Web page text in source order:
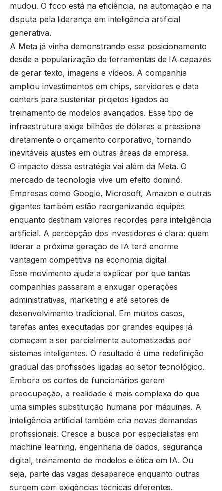
mudou. O foco está na eficiência, na automação e na
disputa pela liderança em inteligência artificial
generativa.
A Meta já vinha demonstrando esse posicionamento
desde a popularização de ferramentas de IA capazes
de gerar texto, imagens e vídeos. A companhia
ampliou investimentos em chips, servidores e data
centers para sustentar projetos ligados ao
treinamento de modelos avançados. Esse tipo de
infraestrutura exige bilhões de dólares e pressiona
diretamente o orçamento corporativo, tornando
inevitáveis ajustes em outras áreas da empresa.
O impacto dessa estratégia vai além da Meta. O
mercado de tecnologia vive um efeito dominó.
Empresas como Google, Microsoft, Amazon e outras
gigantes também estão reorganizando equipes
enquanto destinam valores recordes para inteligência
artificial. A percepção dos investidores é clara: quem
liderar a próxima geração de IA terá enorme
vantagem competitiva na economia digital.
Esse movimento ajuda a explicar por que tantas
companhias passaram a enxugar operações
administrativas, marketing e até setores de
desenvolvimento tradicional. Em muitos casos,
tarefas antes executadas por grandes equipes já
começam a ser parcialmente automatizadas por
sistemas inteligentes. O resultado é uma redefinição
gradual das profissões ligadas ao setor tecnológico.
Embora os cortes de funcionários gerem
preocupação, a realidade é mais complexa do que
uma simples substituição humana por máquinas. A
inteligência artificial também cria novas demandas
profissionais. Cresce a busca por especialistas em
machine learning, engenharia de dados, segurança
digital, treinamento de modelos e ética em IA. Ou
seja, parte das vagas desaparece enquanto outras
surgem com exigências técnicas diferentes.